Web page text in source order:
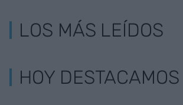
LOS MÁS LEÍDOS
HOY DESTACAMOS